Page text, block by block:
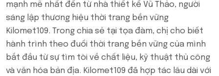
mạnh mẽ nhất đến từ nhà thiết kế Vũ Thảo, người
sáng lập thương hiệu thời trang bền vững
Kilomet109. Trong chia sẻ tại tọa đàm, chị cho biết
hành trình theo đuổi thời trang bền vững của mình
bắt đầu từ sự tìm tòi về chất liệu, kỹ thuật thủ công
và văn hóa bản địa. Kilomet109 đã hợp tác lâu dài với